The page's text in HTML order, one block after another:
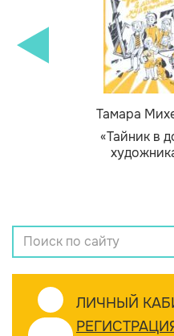
Тамара
«Тайник в
ЛИЧНЫЙ